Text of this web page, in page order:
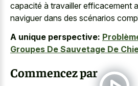
capacité à travailler efficacement
naviguer dans des scénarios
A unique perspective:
Groupes De Sauvetage De
Commencez par